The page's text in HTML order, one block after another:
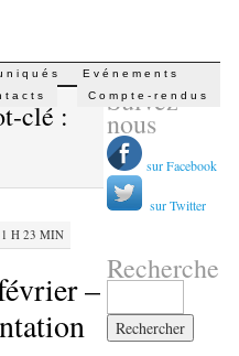
Evénements
Compte-rendus
clé :
H 23 MIN
–
Suivez-
nous
sur Facebook
sur Twitter
Recherche